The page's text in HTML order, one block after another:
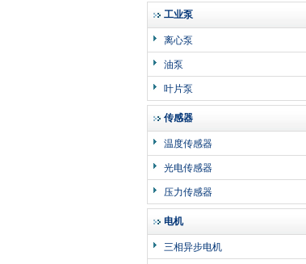
工业泵
离心泵
油泵
叶片泵
传感器
温度传感器
光电传感器
压力传感器
电机
三相异步电机